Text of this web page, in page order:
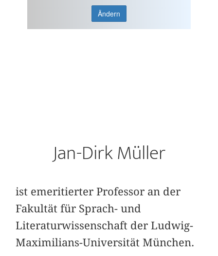
Ändern
Jan-Dirk Müller
ist emeritierter Professor an der
Fakultät für Sprach- und
Literaturwissenschaft der Ludwig-
Maximilians-Universität München.